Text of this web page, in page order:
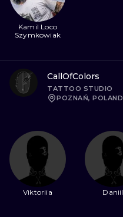
Kamil Loco
Szymkowiak
CallOfColors
TATTOO STUDIO
POZNAŃ, POLAND
Viktoriia Daniil